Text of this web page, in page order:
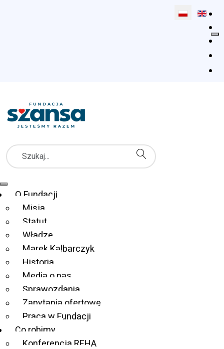
Wybierz
Szukaj
Menu Główne
O Fundacji
Misja
Statut
Władze
Marek Kalbarczyk
Historia
Media o nas
Sprawozdania
Zapytania ofertowe
Praca w Fundacji
Co robimy
Konferencja REHA
Przełamując bariery –
wspieranie aktywizacji
społeczno-zawodowej
osób z
niepełnosprawnościami
w Opolu